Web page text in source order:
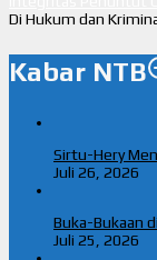
Di Hukum dan
Kabar NTB
Sirtu-Hery
Juli 26, 2026
Buka-Bukaan
Juli 25, 2026